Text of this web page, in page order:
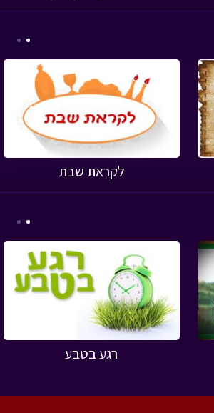
לקראת שבת
›
רגע בטבע
›